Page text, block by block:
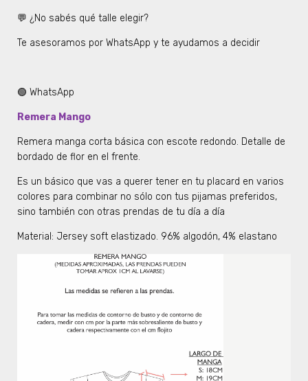
💬 ¿No sabés qué talle elegir?
Te asesoramos por WhatsApp y te ayudamos a decidir
🟢 WhatsApp
Remera Mango
Remera manga corta básica con escote redondo. Detalle de
bordado de flor en el frente.
Es un básico que vas a querer tener en tu placard en varios
colores para combinar no sólo con tus pijamas preferidos,
sino también con otras prendas de tu día a día
Material: Jersey soft elastizado. 96% algodón, 4% elastano